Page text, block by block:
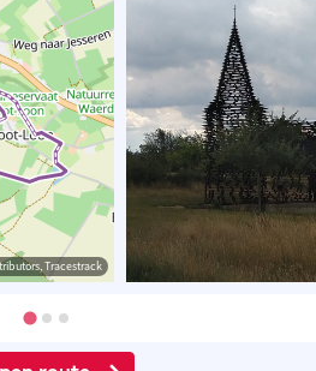
Tracestrack